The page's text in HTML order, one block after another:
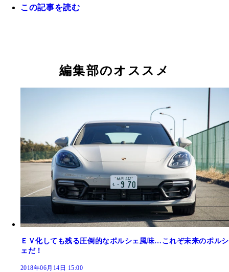
この記事を読む
編集部のオススメ
ＥＶ化しても残る圧倒的なポルシェ風味…これぞ未来のポルシ
ェだ！
2018年06月14日 15:00